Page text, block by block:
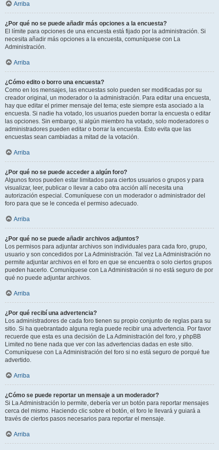
Arriba
¿Por qué no se puede añadir más opciones a la encuesta?
El límite para opciones de una encuesta está fijado por la administración. Si
necesita añadir más opciones a la encuesta, comuníquese con La
Administración.
Arriba
¿Cómo edito o borro una encuesta?
Como en los mensajes, las encuestas solo pueden ser modificadas por su
creador original, un moderador o la administración. Para editar una encuesta,
hay que editar el primer mensaje del tema; este siempre esta asociado a la
encuesta. Si nadie ha votado, los usuarios pueden borrar la encuesta o editar
las opciones. Sin embargo, si algún miembro ha votado, solo moderadores o
administradores pueden editar o borrar la encuesta. Esto evita que las
encuestas sean cambiadas a mitad de la votación.
Arriba
¿Por qué no se puede acceder a algún foro?
Algunos foros pueden estar limitados para ciertos usuarios o grupos y para
visualizar, leer, publicar o llevar a cabo otra acción allí necesita una
autorización especial. Comuníquese con un moderador o administrador del
foro para que se le conceda el permiso adecuado.
Arriba
¿Por qué no se puede añadir archivos adjuntos?
Los permisos para adjuntar archivos son individuales para cada foro, grupo,
usuario y son concedidos por La Administración. Tal vez La Administración no
permite adjuntar archivos en el foro en que se encuentra o solo ciertos grupos
pueden hacerlo. Comuníquese con La Administración si no está seguro de por
qué no puede adjuntar archivos.
Arriba
¿Por qué recibí una advertencia?
Los administradores de cada foro tienen su propio conjunto de reglas para su
sitio. Si ha quebrantado alguna regla puede recibir una advertencia. Por favor
recuerde que esta es una decisión de La Administración del foro, y phpBB
Limited no tiene nada que ver con las advertencias dadas en este sitio.
Comuníquese con La Administración del foro si no está seguro de porqué fue
advertido.
Arriba
¿Cómo se puede reportar un mensaje a un moderador?
Si La Administración lo permite, debería ver un botón para reportar mensajes
cerca del mismo. Haciendo clic sobre el botón, el foro le llevará y guiará a
través de ciertos pasos necesarios para reportar el mensaje.
Arriba